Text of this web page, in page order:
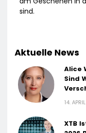
sind.
Aktuelle News
Alice
Sind
14.
XTB